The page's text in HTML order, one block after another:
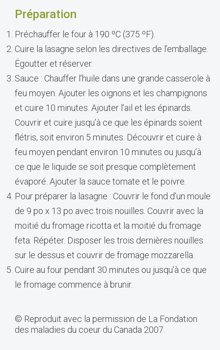
Préparation
Préchauffer le four à 190 ºC (375 ºF).
Cuire la lasagne selon les directives de l’emballage.
Égoutter et réserver.
Sauce : Chauffer l’huile dans une grande casserole à
feu moyen. Ajouter les oignons et les champignons
et cuire 10 minutes. Ajouter l’ail et les épinards.
Couvrir et cuire jusqu’à ce que les épinards soient
flétris, soit environ 5 minutes. Découvrir et cuire à
feu moyen pendant environ 10 minutes ou jusqu’à
ce que le liquide se soit presque complètement
évaporé. Ajouter la sauce tomate et le poivre.
Pour préparer la lasagne : Couvrir le fond d’un moule
de 9 po x 13 po avec trois nouilles. Couvrir avec la
moitié du fromage ricotta et la moitié du fromage
feta. Répéter. Disposer les trois dernières nouilles
sur le dessus et couvrir de fromage mozzarella.
Cuire au four pendant 30 minutes ou jusqu’à ce que
le fromage commence à brunir.
© Reproduit avec la permission de La Fondation
des maladies du coeur du Canada 2007.